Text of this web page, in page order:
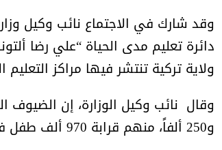
وقد شارك في الاجتماع نائب وكيل
ولاية تركية تنتشر فيها مراكز التعليم
و250 ألفاً، منهم قرابة 970 ألف طفل في سن المدرسة.